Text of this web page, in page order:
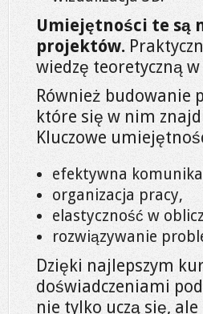
Umiejętności te są
projektów.
wiedzę teoretyczną
Również budowanie
które się w nim
Kluczowe
efektywna
organizacja pracy,
elastyczność w
rozwiązywanie
Dzięki najlepszym
doświadczeniami
nie tylko uczą się,